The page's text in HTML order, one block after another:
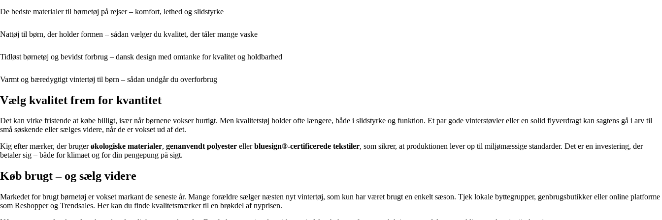
De bedste materialer til børnetøj på rejser – komfort, lethed og slidstyrke
Nattøj til børn, der holder formen – sådan vælger du kvalitet, der tåler mange vaske
Tidløst børnetøj og bevidst forbrug – dansk design med omtanke for kvalitet og holdbarhed
Varmt og bæredygtigt vintertøj til børn – sådan undgår du overforbrug
Vælg kvalitet frem for kvantitet
Det kan virke fristende at købe billigt, især når børnene vokser hurtigt. Men kvalitetstøj holder ofte længere, både i slidstyrke og funktion. Et par gode vinterstøvler eller en solid flyverdragt kan sagtens gå i arv til
små søskende eller sælges videre, når de er vokset ud af det.
Kig efter mærker, der brugerøkologiske materialer, genanvendt polyester ellerbluesign®-certificerede tekstiler, som sikrer, at produktionen lever op til miljømæssige standarder. Det er en investering, der
betaler sig – både for klimaet og for din pengepung på sigt.
Køb brugt – og sælg videre
Markedet for brugt børnetøj er vokset markant de seneste år. Mange forældre sælger næsten nyt vintertøj, som kun har været brugt en enkelt sæson. Tjek lokale byttegrupper, genbrugsbutikker eller online platforme
som Reshopper og Trendsales. Her kan du finde kvalitetsmærker til en brøkdel af nyprisen.